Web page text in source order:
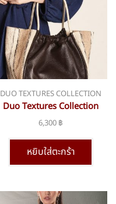
DUO TEXTURES COLLECTION
Duo Textures Collection
bsn-364 large
6,300 ฿
หยิบใส่ตะกร้า